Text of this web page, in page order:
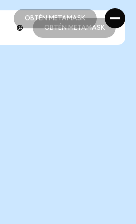
OBTÉN METAMASK
OBTÉN METAMASK
OBTÉN METAMASK